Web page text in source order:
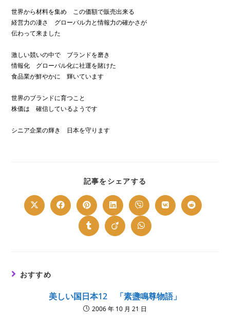
世界から材料を集め この価額で販売出来る
経営力の凄さ グローバル力と情報力の確かさが
伝わって来ました
激しい競いの中で ブランドを磨き
情報化 グローバル化に社運を賭けた
食品業が鮮やかに 輝いています
世界のブランドに育つこと
株価は 確信しているようです
シニア企業の輝き 日本を守ります
記事をシェアする
CONTENT
Opens
in
Opens
in
window
Opens
in
a
new
window
Opens
in
a
new
window
Opens
in
a
new
window
Opens
in
Opens
in
Opens
in
Opens
in
Opens
in
おすすめ
美しい国日本12 「素盞鳴尊物語」
2006 年 10 月 21 日